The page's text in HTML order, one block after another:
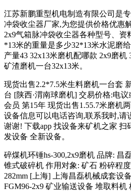
江苏新鹏重型机电制造有限公司是
冲袋收尘器厂家,为您提供价格优惠
2x9气箱脉冲袋收尘器各种型号、资
*13米的重量是多少32*13米水泥磨
产量43 32x13米磨机配哪款 2x9磨机
矿渣磨机一台32x13米。
现货出售2.2*7.5米生料磨机一台套
台 [陕西·渭南球磨机] 交易价格:电
会员 第15年 现货出售1.55.7米磨机
设备信息可以电话咨询,联系我时,请
谢谢! 下载app 找设备来矿机之家
发设备 全新设备。
碎煤机环锤hs-300,2x9磨机 品牌: 昌
锥式破碎机 作用对象: 矿石 粉碎程
282mm [上海] 上海昌磊机械成套设
FGM96-2x9 矿业输送设备 堆取料